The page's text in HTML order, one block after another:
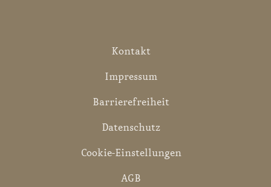
Kontakt
Impressum
Barrierefreiheit
Datenschutz
Cookie-Einstellungen
AGB